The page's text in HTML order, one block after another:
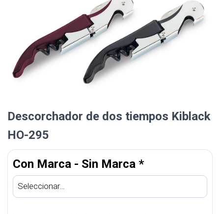
Descorchador de dos tiempos Kiblack
HO-295
Con Marca - Sin Marca *